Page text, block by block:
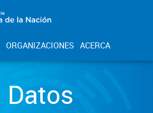
ORGANIZACIONES ACERCA
Datos